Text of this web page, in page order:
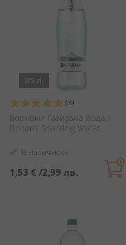
0.5 л.
Оценка:
100%
(3)
Боржоми Газирана Вода /
Borjomi Sparkling Water
В наличност
1,53 € /2,99 лв.